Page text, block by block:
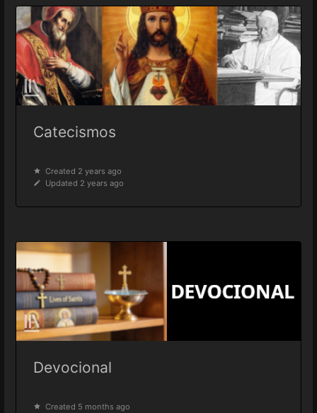
Catecismos
Created 2 years ago
Updated 2 years ago
Devocional
Created 5 months ago